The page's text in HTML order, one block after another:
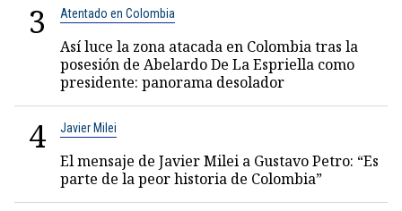
3 Atentado en Colombia
Así luce la zona atacada en Colombia tras la
posesión de Abelardo De La Espriella como
presidente: panorama desolador
4 Javier Milei
El mensaje de Javier Milei a Gustavo Petro: “Es
parte de la peor historia de Colombia”